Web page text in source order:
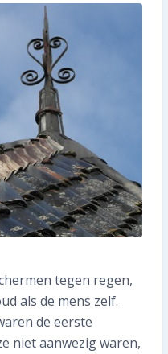
tegen regen,
als de mens zelf.
de eerste
niet aanwezig waren,